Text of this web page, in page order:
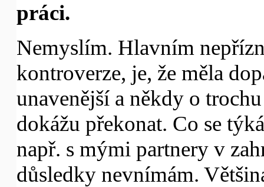
práci.
Nemyslím. Hlavním
kontroverze, je, že měla
unavenější a někdy o
dokážu překonat. Co se
např. s mými partnery v
důsledky nevnímám.